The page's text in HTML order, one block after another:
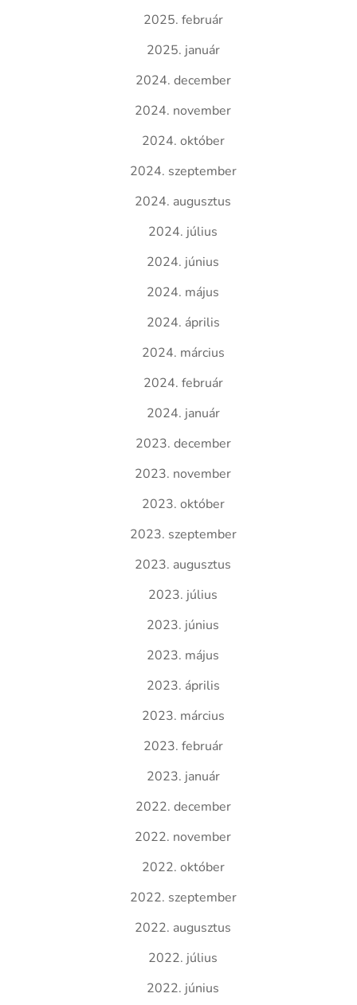
2025. február
2025. január
2024. december
2024. november
2024. október
2024. szeptember
2024. augusztus
2024. július
2024. június
2024. május
2024. április
2024. március
2024. február
2024. január
2023. december
2023. november
2023. október
2023. szeptember
2023. augusztus
2023. július
2023. június
2023. május
2023. április
2023. március
2023. február
2023. január
2022. december
2022. november
2022. október
2022. szeptember
2022. augusztus
2022. július
2022. június